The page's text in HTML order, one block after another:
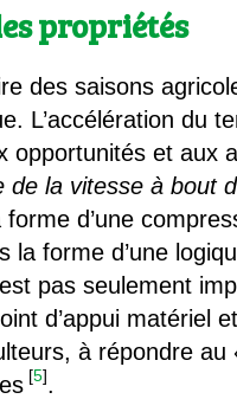
propriétés
des saisons
L’accélération du
opportunités et aux
de la vitesse à bout
d’une
forme d’une
pas seulement
d’appui matériel
à répondre
[5].